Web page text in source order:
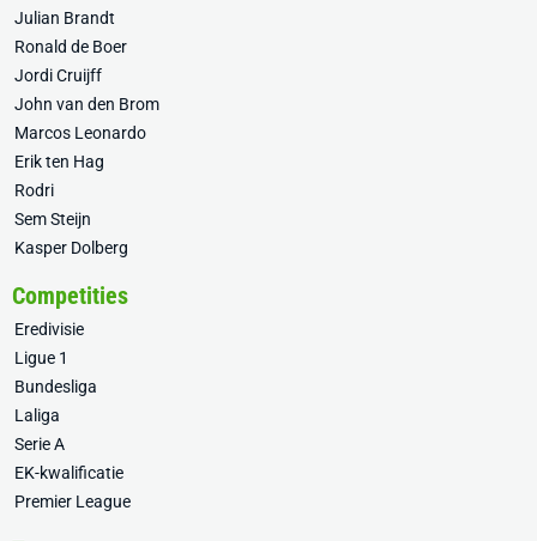
Julian Brandt
Ronald de Boer
Jordi Cruijff
John van den Brom
Marcos Leonardo
Erik ten Hag
Rodri
Sem Steijn
Kasper Dolberg
Competities
Eredivisie
Ligue 1
Bundesliga
Laliga
Serie A
EK-kwalificatie
Premier League